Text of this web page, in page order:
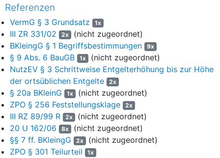
Fläche im Bebauungsplan als Fläche für Dauerkleingärten
Voraussetzungen für das Vorliegen eines Kleingartens
heranzuziehen.(Rn.60)
Tenor
1. Es wird festgestellt, dass es sich bei dem zwischen der
Klägerin und dem Beklagten bestehenden Nutzungsverhältnis
über das Grundstück, Flur …, Flurstück …., mit einer
Grundstücksfläche von 10.228 m² mit den dort vorhandenen
Gebäuden und sonstigen Baulichkeiten nicht um ein
Dauerkleingartenpachtverhältnis im Sinne des
Bundeskleingartengesetzes handelt.
Referenzen
VermG § 3 Grundsatz 1x
III ZR 331/02 2x (nicht zugeordnet)
BKleingG § 1 Begriffsbestimmungen
9x
§ 9 Abs. 6 BauGB 1x (nicht zugeordnet)
NutzEV § 3 Schrittweise Entgelterhöhung bis zur Höhe
der ortsüblichen Entgelte
2x
§ 20a BKleinG 1x (nicht zugeordnet)
ZPO § 256 Feststellungsklage
2x
III RZ 89/99 R 2x (nicht zugeordnet)
20 U 162/06
8x (nicht zugeordnet)
§§ 7 ff. BKleingG
2x (nicht zugeordnet)
ZPO § 301 Teilurteil
1x